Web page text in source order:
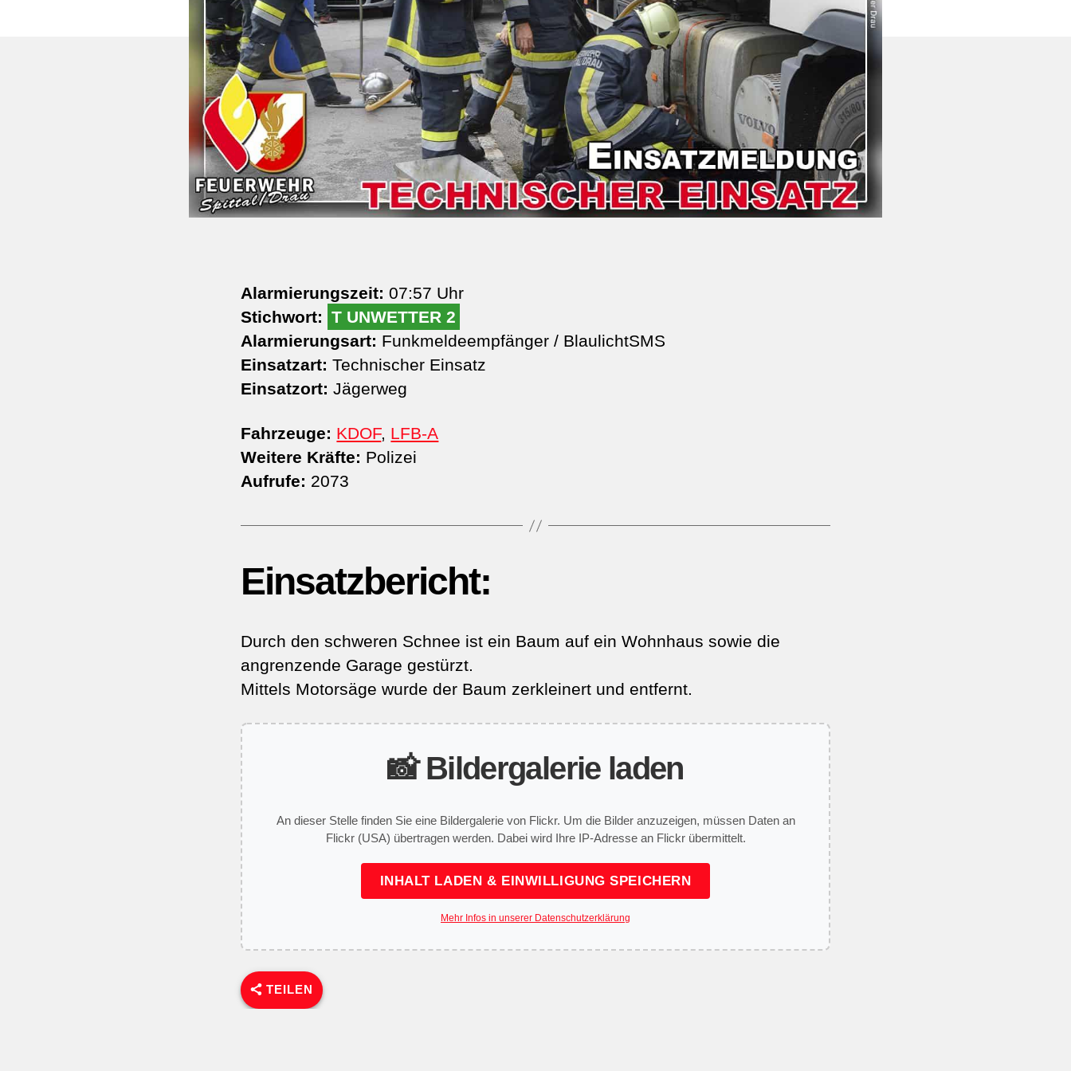
Alarmierungszeit: 07:57 Uhr
Stichwort: T UNWETTER 2
Alarmierungsart: Funkmeldeempfänger / BlaulichtSMS
Einsatzart: Technischer Einsatz
Einsatzort: Jägerweg
Fahrzeuge: KDOF, LFB-A
Weitere Kräfte: Polizei
Aufrufe: 2073
Einsatzbericht:
Durch den schweren Schnee ist ein Baum auf ein Wohnhaus sowie die
angrenzende Garage gestürzt.
Mittels Motorsäge wurde der Baum zerkleinert und entfernt.
📸 Bildergalerie laden
An dieser Stelle finden Sie eine Bildergalerie von Flickr. Um die Bilder anzuzeigen, müssen Daten an
Flickr (USA) übertragen werden. Dabei wird Ihre IP-Adresse an Flickr übermittelt.
INHALT LADEN & EINWILLIGUNG SPEICHERN
Mehr Infos in unserer Datenschutzerklärung
TEILEN